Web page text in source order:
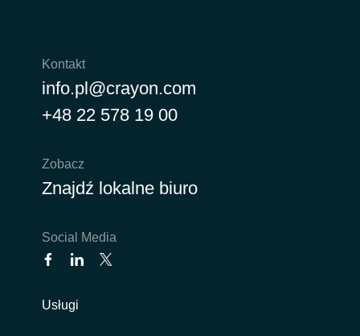
Kontakt
info.pl@crayon.com
+48 22 578 19 00
Zobacz
Znajdź lokalne biuro
Social Media
Usługi